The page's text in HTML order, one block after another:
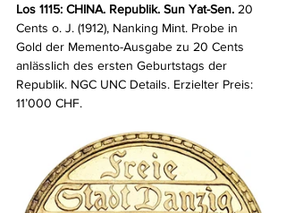
Los 1115: CHINA. Republik. Sun Yat-Sen. 20
Cents o. J. (1912), Nanking Mint. Probe in
Gold der Memento-Ausgabe zu 20 Cents
anlässlich des ersten Geburtstags der
Republik. NGC UNC Details. Erzielter Preis:
11’000 CHF.